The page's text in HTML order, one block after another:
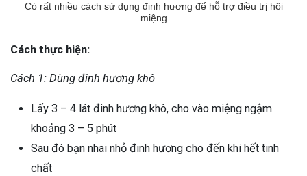
Có rất nhiều cách sử dụng đinh hương để hỗ trợ điều trị hôi
miệng
Cách thực hiện:
Cách 1: Dùng đinh hương khô
Lấy 3 – 4 lát đinh hương khô, cho vào miệng ngậm
khoảng 3 – 5 phút
Sau đó bạn nhai nhỏ đinh hương cho đến khi hết tinh
chất